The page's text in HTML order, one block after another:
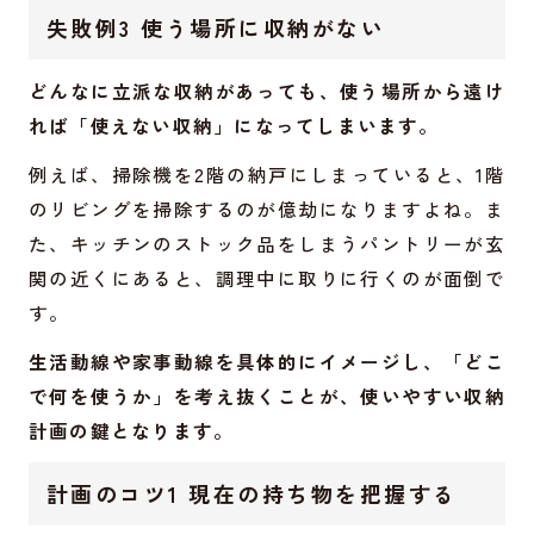
失敗例3 使う場所に収納がない
どんなに立派な収納があっても、使う場所から遠け
れば「使えない収納」になってしまいます。
例えば、掃除機を2階の納戸にしまっていると、1階
のリビングを掃除するのが億劫になりますよね。ま
た、キッチンのストック品をしまうパントリーが玄
関の近くにあると、調理中に取りに行くのが面倒で
す。
生活動線や家事動線を具体的にイメージし、「どこ
で何を使うか」を考え抜くことが、使いやすい収納
計画の鍵となります。
計画のコツ1 現在の持ち物を把握する